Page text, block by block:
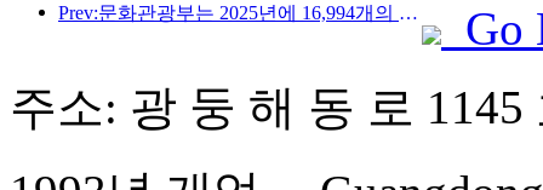
Prev:문화관광부는 2025년에 16,994개의 A급 관광지에 75억 1천만 명의 관광객이 방문하여 5,544억 9천만 위안의 관광 수입을 올릴 것으로 예상한다고 발표했습니다.
Go
주소: 광 둥 해 동 로